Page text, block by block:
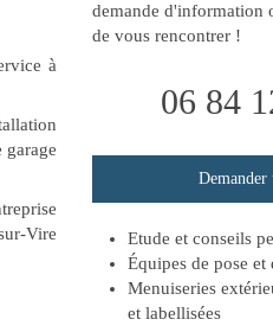
à
garage
Vire
demande d'information
de vous rencontrer !
06 84
Demander
Etude et conseils
Équipes de pose
Menuiseries
et labellisées